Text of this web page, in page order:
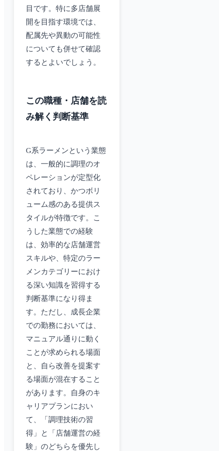
目です。特に多店舗展
開を目指す環境では、
配属先や異動の可能性
についても併せて確認
するとよいでしょう。
この職種・店舗を読
み解く判断基準
G系ラーメンという業態
は、一般的に調理のオ
ペレーションが定型化
されており、かつボリ
ューム感のある提供ス
タイルが特徴です。こ
うした業態での経験
は、効率的な店舗運営
スキルや、特定のラー
メンカテゴリーにおけ
る深い知識を習得する
判断基準になり得ま
す。ただし、成長企業
での勤務においては、
マニュアル通りに動く
ことが求められる場面
と、自ら改善を提案す
る場面が混在すること
があります。自身のキ
ャリアプランにおい
て、「調理技術の習
得」と「店舗運営の経
験」のどちらを優先し